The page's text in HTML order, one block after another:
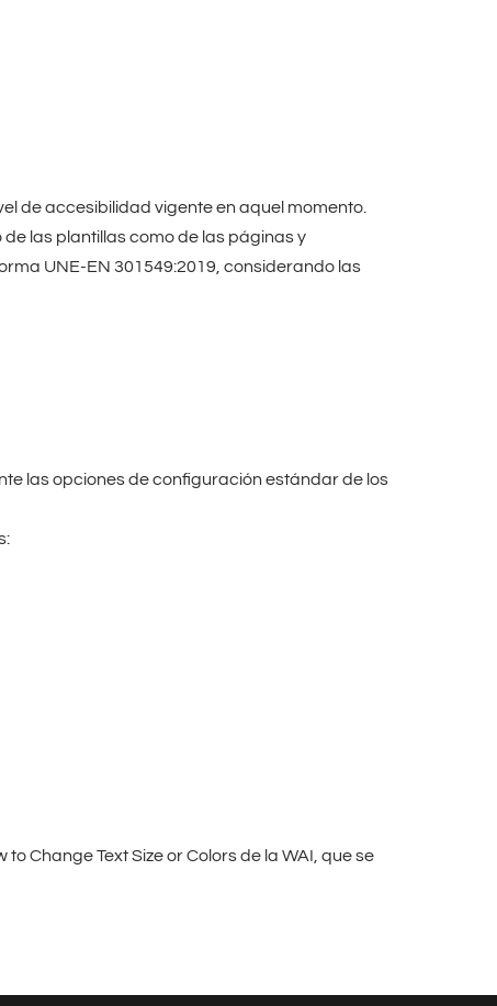
de accesibilidad vigente en aquel momento.
las plantillas como de las páginas y
UNE-EN 301549:2019, considerando las
las opciones de configuración estándar de los
Change Text Size or Colors de la WAI, que se